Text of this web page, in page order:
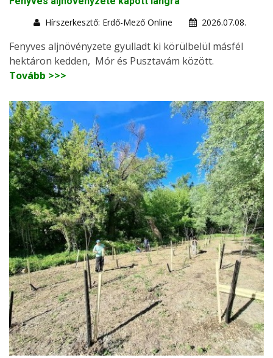
Hírszerkesztő: Erdő-Mező Online
2026.07.08.
Fenyves aljnövényzete gyulladt ki körülbelül másfél
hektáron kedden, Mór és Pusztavám között.
Tovább >>>